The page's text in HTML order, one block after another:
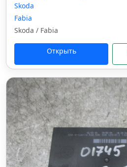
Skoda
Fabia
Skoda / Fabia
Открыть